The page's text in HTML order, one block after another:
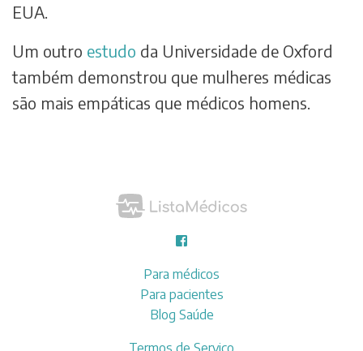
EUA.
Um outro estudo da Universidade de Oxford
também demonstrou que mulheres médicas
são mais empáticas que médicos homens.
Para médicos
Para pacientes
Blog Saúde
Termos de Serviço